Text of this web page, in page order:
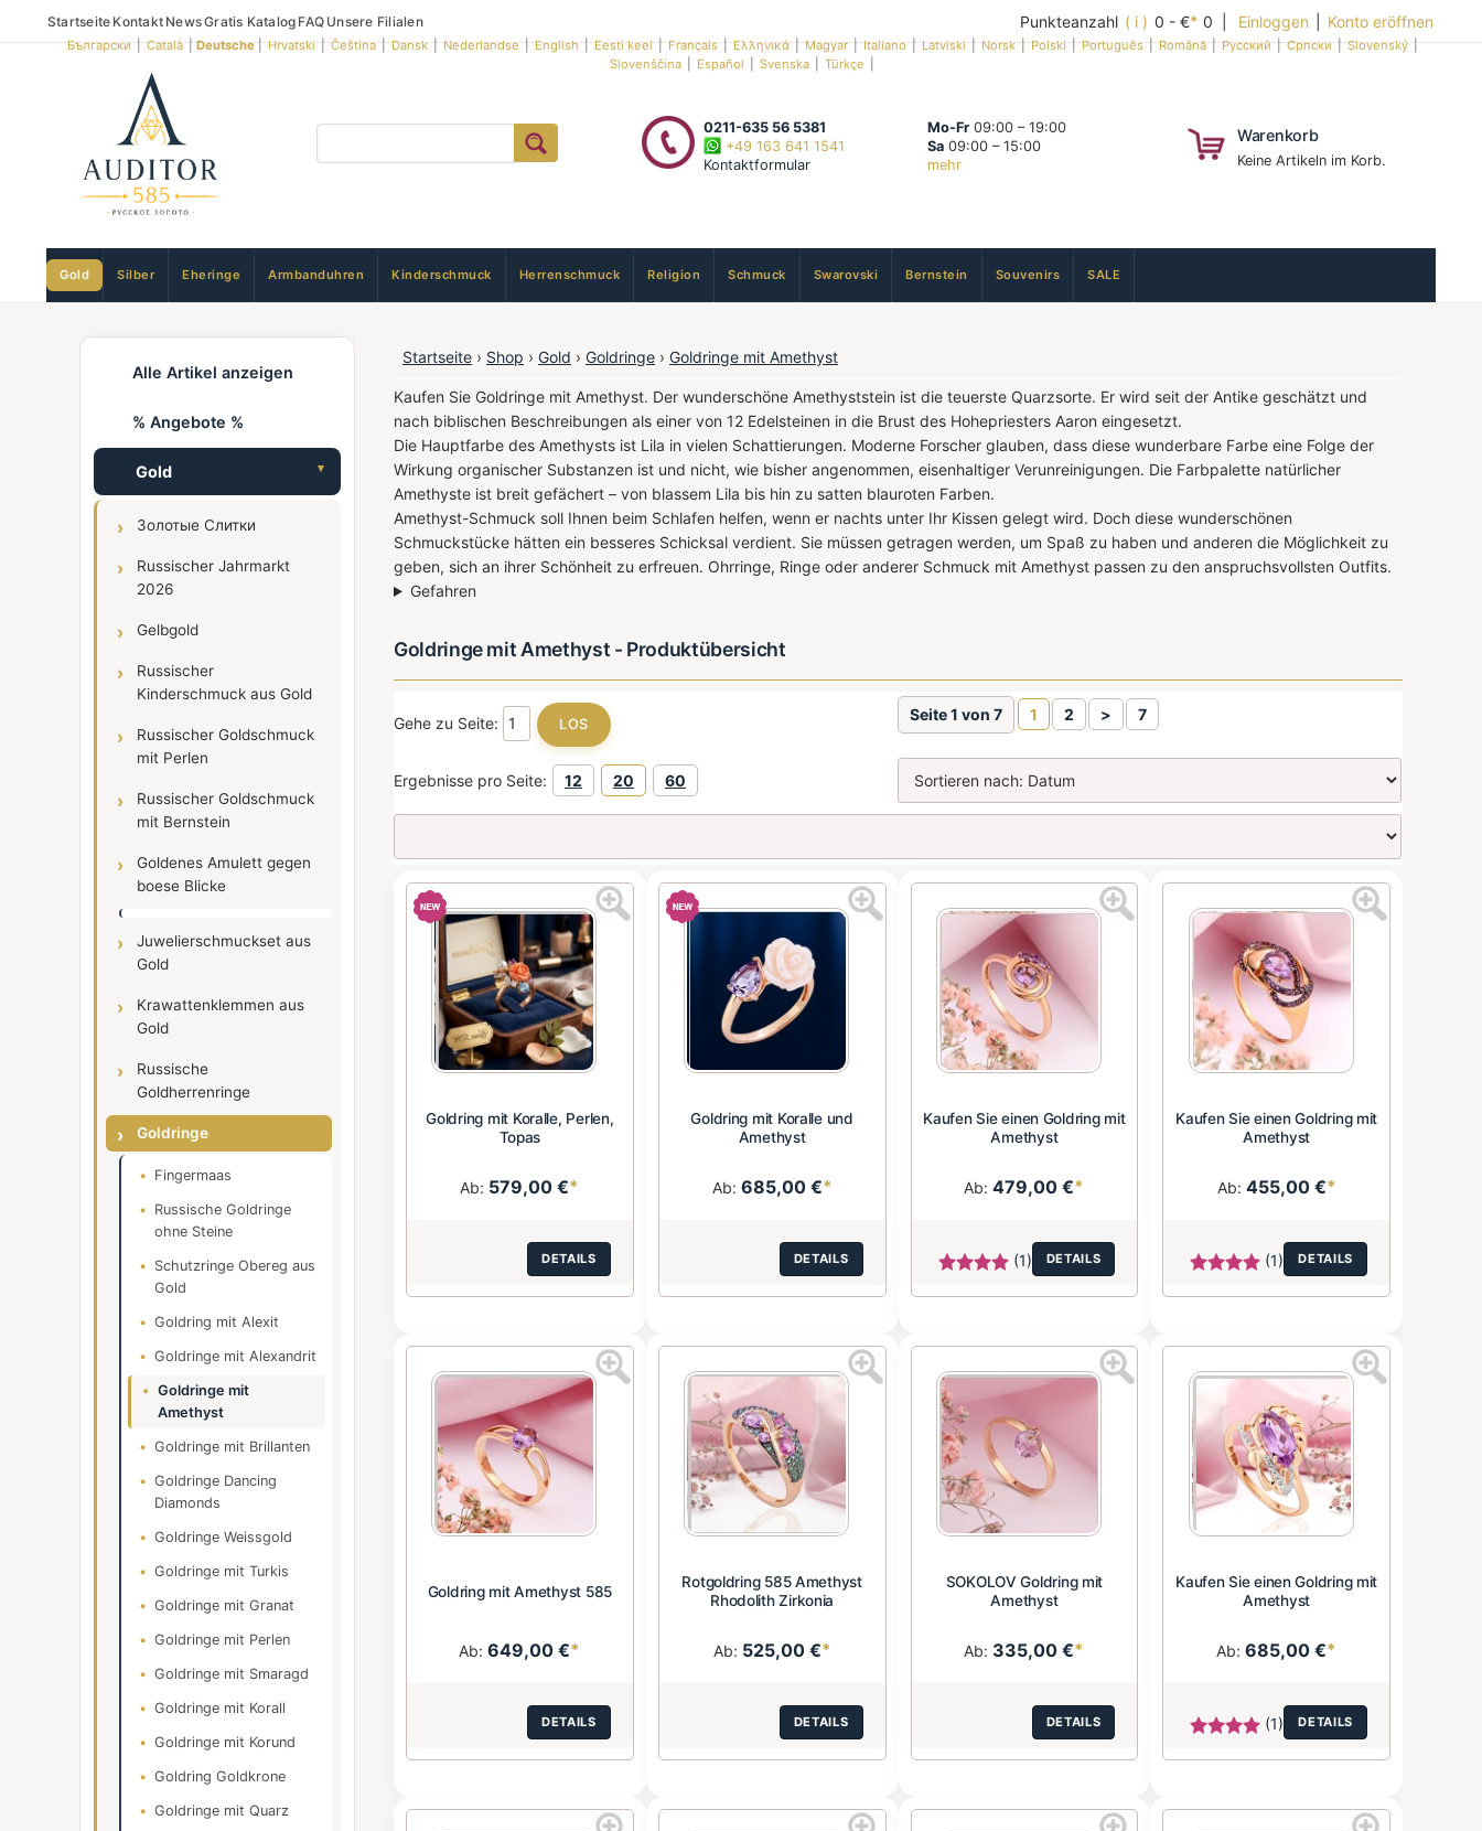
Startseite Kontakt NewsGratis Katalog FAQ Unsere Filialen Punkteanzahl ( i ) 0 - €* 0 | Einloggen Konto eröffnen
Български|Català|Deutsche|Hrvatski|Čeština|Dansk|Nederlandse|English|Eesti keel|Français|Ελληνικά|Magyar|Italiano|Latviski|Norsk|Polski|Português|Română|Русский|Српски|Slovenský|
Slovenščina
Español Svenska Türkçe
0211-635 56 5381
+49 163 641 1541
Kontaktformular
Mo-Fr09:00 – 19:00
Sa09:00 – 15:00
mehr
Warenkorb
Keine Artikeln im Korb.
Gold Silber Eheringe Armbanduhren Kinderschmuck Herrenschmuck Religion Schmuck Swarovski Bernstein Souvenirs SALE
Alle Artikel anzeigen
% Angebote %
Gold
Золотые Слитки
Russischer Jahrmarkt
2026
Gelbgold
Russischer
Kinderschmuck aus Gold
Russischer Goldschmuck
mit Perlen
Russischer Goldschmuck
mit Bernstein
Goldenes Amulett gegen
boese Blicke
Juwelierschmuckset aus
Gold
Krawattenklemmen aus
Gold
Russische
Goldherrenringe
Goldringe
Fingermaas
Russische Goldringe
ohne Steine
Schutzringe Obereg aus
Gold
Goldring mit Alexit
Goldringe mit Alexandrit
Goldringe mit
Amethyst
Goldringe mit Brillanten
Goldringe Dancing
Diamonds
Goldringe Weissgold
Goldringe mit Turkis
Goldringe mit Granat
Goldringe mit Perlen
Goldringe mit Smaragd
Goldringe mit Korall
Goldringe mit Korund
Goldring Goldkrone
Goldringe mit Quarz
Startseite › Shop › Gold › Goldringe › Goldringe mit Amethyst
Kaufen Sie Goldringe mit Amethyst. Der wunderschöne Amethyststein ist die teuerste Quarzsorte. Er wird seit der Antike geschätzt und
nach biblischen Beschreibungen als einer von 12 Edelsteinen in die Brust des Hohepriesters Aaron eingesetzt.
Die Hauptfarbe des Amethysts ist Lila in vielen Schattierungen. Moderne Forscher glauben, dass diese wunderbare Farbe eine Folge der
Wirkung organischer Substanzen ist und nicht, wie bisher angenommen, eisenhaltiger Verunreinigungen. Die Farbpalette natürlicher
Amethyste ist breit gefächert – von blassem Lila bis hin zu satten blauroten Farben.
Amethyst-Schmuck soll Ihnen beim Schlafen helfen, wenn er nachts unter Ihr Kissen gelegt wird. Doch diese wunderschönen
Schmuckstücke hätten ein besseres Schicksal verdient. Sie müssen getragen werden, um Spaß zu haben und anderen die Möglichkeit zu
geben, sich an ihrer Schönheit zu erfreuen. Ohrringe, Ringe oder anderer Schmuck mit Amethyst passen zu den anspruchsvollsten Outfits.
Gefahren
Goldringe mit Amethyst - Produktübersicht
Gehe zu Seite: Seite 1 von 7 1 2 > 7
Ergebnisse pro Seite: 12 20 60
Goldring mit Koralle, Perlen,
Topas
Ab: 579,00 €*
DETAILS
Goldring mit Koralle und
Amethyst
Ab: 685,00 €*
DETAILS
Kaufen Sie einen Goldring mit
Amethyst
Ab:479,00 €*
(1) DETAILS
Kaufen Sie einen Goldring mit
Amethyst
Ab: 455,00 €*
(1) DETAILS
Goldring mit Amethyst 585
Ab:649,00 €*
DETAILS
Rotgoldring 585 Amethyst
Rhodolith Zirkonia
Ab: 525,00 €*
DETAILS
SOKOLOV Goldring mit
Amethyst
Ab: 335,00 €*
DETAILS
Kaufen Sie einen Goldring mit
Amethyst
Ab:685,00 €*
(1) DETAILS